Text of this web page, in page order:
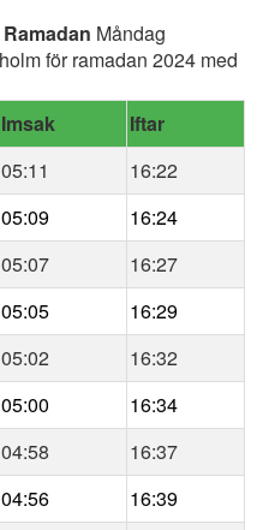
Ramadan Måndag
för ramadan 2024 med
Imsak
Iftar
05:11
16:22
05:09
16:24
05:07
16:27
05:05
16:29
05:02
16:32
05:00
16:34
04:58
16:37
04:56
16:39